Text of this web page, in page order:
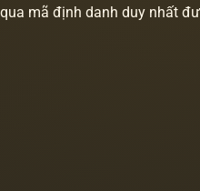
qua mã định danh duy nhất